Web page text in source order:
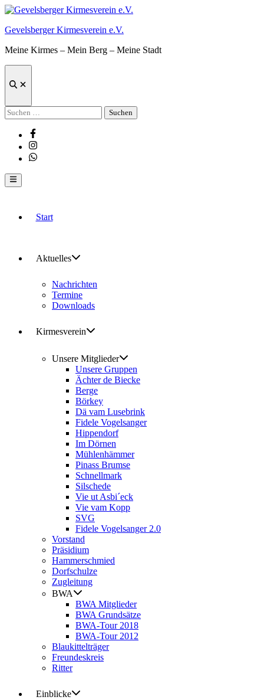
Zum
springen
Gevelsberger Kirmesverein e.V.
Meine Kirmes – Mein Berg – Meine Stadt
Suche
Suchen
nach:
Facebook
Instagram
Whatsapp
Hauptmenü
Start
Aktuelles
Nachrichten
Termine
Downloads
Kirmesverein
Unsere Mitglieder
Unsere Gruppen
Ächter de Biecke
Berge
Börkey
Dä vam Lusebrink
Fidele Vogelsanger
Hippendorf
Im Dörnen
Mühlenhämmer
Pinass Brumse
Schnellmark
Silschede
Vie ut Asbi´eck
Vie vam Kopp
SVG
Fidele Vogelsanger 2.0
Vorstand
Präsidium
Hammerschmied
Dorfschulze
Zugleitung
BWA
BWA Mitglieder
BWA Grundsätze
BWA-Tour 2018
BWA-Tour 2012
Blaukittelträger
Freundeskreis
Ritter
Einblicke